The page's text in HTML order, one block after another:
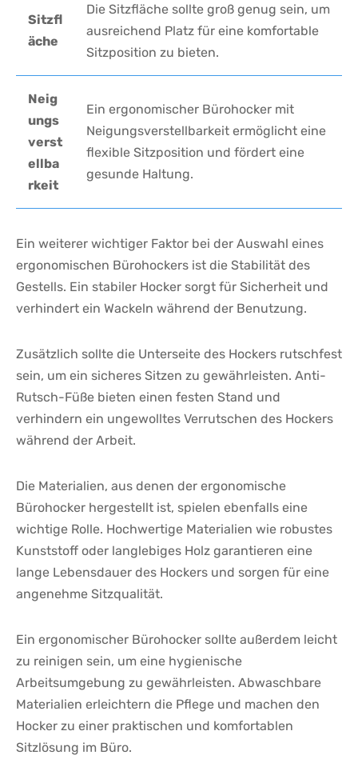
Sitzfl
äche
Die Sitzfläche sollte groß genug sein, um
ausreichend Platz‌ für eine‌ komfortable
Sitzposition zu bieten.
Neig
ungs
verst
ellba
rkeit
Ein ergonomischer Bürohocker mit
‌Neigungsverstellbarkeit ermöglicht eine
flexible Sitzposition‍ und fördert eine
gesunde Haltung.
Ein‌ weiterer wichtiger ⁢Faktor bei der Auswahl eines
ergonomischen Bürohockers ist die Stabilität des
Gestells. Ein stabiler Hocker sorgt für Sicherheit und⁢
verhindert ein Wackeln während der Benutzung.
Zusätzlich ‌sollte ⁤die Unterseite⁢ des Hockers rutschfest
sein, um ein ⁣sicheres Sitzen zu gewährleisten. Anti-
Rutsch-Füße bieten einen festen Stand und
verhindern ein ungewolltes Verrutschen des⁤ Hockers
während der Arbeit.
Die⁣ Materialien, aus denen der⁢ ergonomische
Bürohocker hergestellt ist, spielen ​ebenfalls eine
wichtige Rolle. Hochwertige Materialien wie robustes
Kunststoff oder langlebiges Holz garantieren⁣ eine
lange⁤ Lebensdauer des Hockers und sorgen für eine
angenehme Sitzqualität.
Ein ⁢ergonomischer ⁤Bürohocker sollte außerdem leicht
zu reinigen sein, ⁣um eine ‌hygienische‍
Arbeitsumgebung⁣ zu gewährleisten.⁣ Abwaschbare
Materialien erleichtern die Pflege und machen ‍den
Hocker zu einer praktischen und komfortablen
Sitzlösung im Büro.